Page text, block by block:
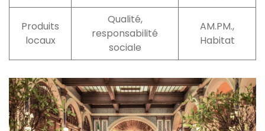
Produits
locaux
Qualité,
responsabilité
sociale
AM.PM.,
Habitat